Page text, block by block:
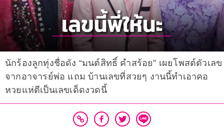
นักร้องลูกทุ่งชื่อดัง “มนต์สิทธิ์ คำสร้อย” เผยโพสต์ตัวเลข
จากอาจารย์พ่อ แถม บ้านเลขที่สวยๆ งานนี้ทำเอาคอ
หวยแห่ตีเป็นเลขเด็ดงวดนี้